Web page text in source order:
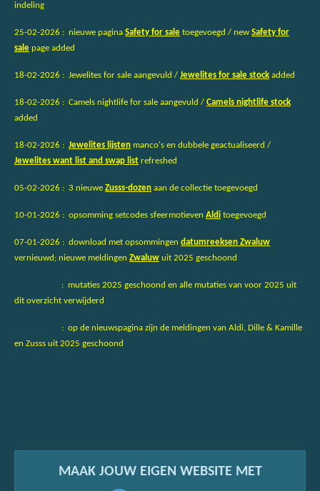
indeling
25-02-2026 : nieuwe pagina Safety for sale toegevoegd / new Safety for
sale page added
18-02-2026 : Jewelites for sale aangevuld / Jewelites for sale stock added
18-02-2026 : Camels nightlife for sale aangevuld / Camels nightlife stock
added
18-02-2026 : Jewelites lijsten manco's en dubbele geactualiseerd /
Jewelites want list and swap list refreshed
05-02-2026 : 3 nieuwe Zusss-dozen aan de collectie toegevoegd
10-01-2026 : opsomming setcodes sfeermotieven Aldi toegevoegd
07-01-2026 : download met opsommingen datumreeksen Zwaluw
vernieuwd; nieuwe meldingen Zwaluw uit 2025 geschoond
: mutaties 2025 geschoond en alle mutaties van voor 2025 uit
dit overzicht verwijderd
: op de nieuwspagina zijn de meldingen van Aldi, Dille & Kamille
en Zusss uit 2025 geschoond
MAAK JOUW EIGEN WEBSITE MET